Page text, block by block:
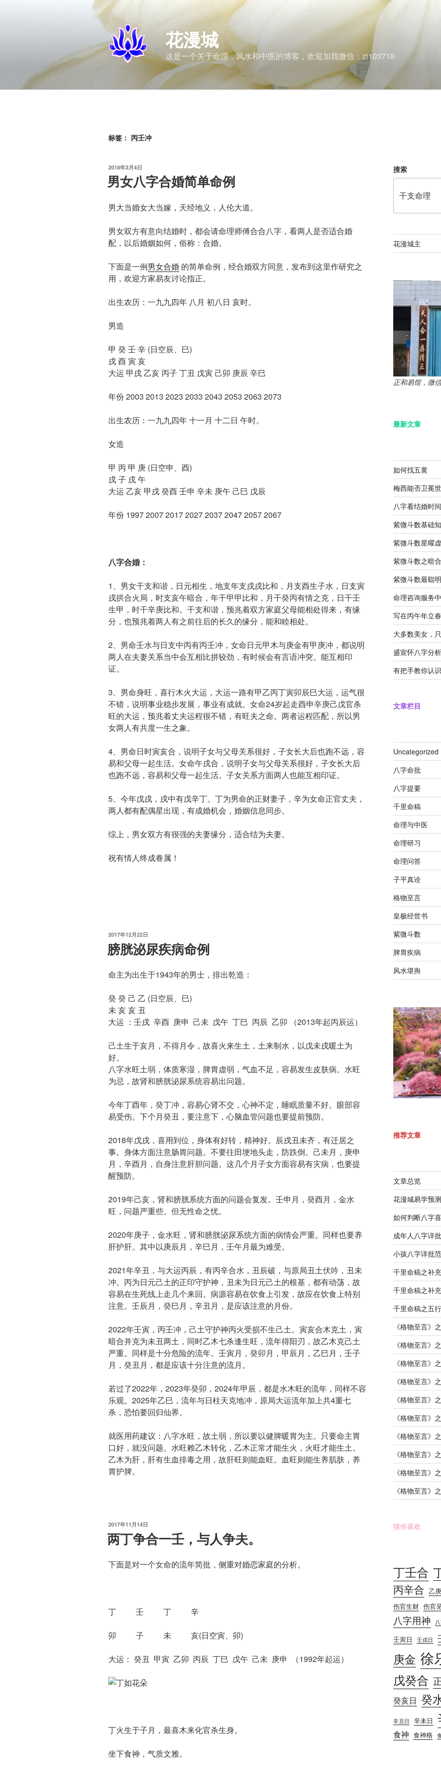
花漫城
这是一个关于命理，风水和中医的博客，欢迎加我微信：zi103718
标签： 丙壬冲
发
布
于
2018年3月4日
男女八字合婚简单命例
男大当婚女大当嫁，天经地义，人伦大道。
男女双方有意向结婚时，都会请命理师傅合合八字，看两人是否适合婚
配，以后婚姻如何，俗称：合婚。
下面是一例男女合婚 的简单命例，经合婚双方同意，发布到这里作研究之
用，欢迎方家易友讨论指正。
出生农历：一九九四年 八月 初八日 亥时。
男造
甲 癸 壬 辛 (日空辰、巳)
戌 酉 寅 亥
大运 甲戌 乙亥 丙子 丁丑 戊寅 己卯 庚辰 辛巳
年份 2003 2013 2023 2033 2043 2053 2063 2073
出生农历：一九九四年 十一月 十二日 午时。
女造
甲 丙 甲 庚 (日空申、酉)
戌 子 戌 午
大运 乙亥 甲戌 癸酉 壬申 辛未 庚午 己巳 戊辰
年份 1997 2007 2017 2027 2037 2047 2057 2067
八字合婚：
1、男女干支和谐，日元相生，地支年支戌戌比和，月支酉生子水，日支寅
戌拱合火局，时支亥午暗合，年干甲甲比和，月干癸丙有情之克，日干壬
生甲，时干辛庚比和。干支和谐，预兆着双方家庭父母能相处得来，有缘
分，也预兆着两人有之前往后的长久的缘分，能和睦相处。
2、男命壬水与日支中丙有丙壬冲，女命日元甲木与庚金有甲庚冲，都说明
两人在夫妻关系当中会互相比拼较劲，有时候会有言语冲突。能互相印
证。
3、男命身旺，喜行木火大运，大运一路有甲乙丙丁寅卯辰巳大运，运气很
不错，说明事业稳步发展，事业有成就。女命24岁起走酉申辛庚己戊官杀
旺的大运，预兆着丈夫运程很不错，有旺夫之命。两者运程匹配，所以男
女两人有共度一生之象。
4、男命日时寅亥合，说明子女与父母关系很好，子女长大后也跑不远，容
易和父母一起生活。女命午戌合，说明子女与父母关系很好，子女长大后
也跑不远，容易和父母一起生活。子女关系方面两人也能互相印证。
5、今年戊戌，戌中有戊辛丁。丁为男命的正财妻子，辛为女命正官丈夫，
两人都有配偶星出现，有成婚机会，婚姻信息同步。
综上，男女双方有很强的夫妻缘分，适合结为夫妻。
祝有情人终成眷属！
发
于
2017年12月22日
膀胱泌尿疾病命例
命主为出生于1943年的男士，排出乾造：
癸 癸 己 乙 (日空辰、巳)
未 亥 亥 丑
大运 ：壬戌 辛酉 庚申 己未 戊午 丁巳 丙辰 乙卯 （2013年起丙辰运）
己土生于亥月，不得月令，故喜火来生土，土来制水，以戊未戌暖土为
好。
八字水旺土弱，体质寒湿，脾胃虚弱，气血不足，容易发生皮肤病。水旺
为忌，故肾和膀胱泌尿系统容易出问题。
今年丁酉年，癸丁冲，容易心肾不交，心神不定，睡眠质量不好。眼部容
易受伤。下个月癸丑，要注意下，心脑血管问题也要提前预防。
2018年戊戌，喜用到位，身体有好转，精神好。辰戌丑未齐，有迁居之
事。身体方面注意肠胃问题。不要往田埂地头走，防跌倒。己未月，庚申
月，辛酉月，自身注意肝胆问题。这几个月子女方面容易有灾病，也要提
醒预防。
2019年己亥，肾和膀胱系统方面的问题会复发。壬申月，癸酉月，金水
旺，问题严重些。但无性命之忧。
2020年庚子，金水旺，肾和膀胱泌尿系统方面的病情会严重。同样也要养
肝护肝。其中以庚辰月，辛巳月，壬午月最为难受。
2021年辛丑，与大运丙辰，有丙辛合水，丑辰破，与原局丑土伏吟，丑未
冲。丙为日元己土的正印守护神，丑未为日元己土的根基，都有动荡，故
容易在生死线上走几个来回。病源容易在饮食上引发，故应在饮食上特别
注意。壬辰月，癸巳月，辛丑月，是应该注意的月份。
2022年壬寅，丙壬冲，己土守护神丙火受损不生己土。寅亥合木克土，寅
暗合并克为未丑两土，同时乙木七杀逢生旺，流年得阳刃，故乙木克己土
严重。同样是十分危险的流年。壬寅月，癸卯月，甲辰月，乙巳月，壬子
月，癸丑月，都是应该十分注意的流月。
若过了2022年，2023年癸卯，2024年甲辰，都是水木旺的流年，同样不容
乐观。2025年乙巳，流年与日柱天克地冲，原局大运流年加上共4重七
杀，恐怕要回归仙界。
就医用药建议：八字水旺，故土弱，所以要以健脾暖胃为主。只要命主胃
口好，就没问题。水旺赖乙木转化，乙木正常才能生火，火旺才能生土。
乙木为肝，肝有生血排毒之用，故肝旺则能血旺。血旺则能生养肌肤，养
胃护脾。
发
布
于
2017年11月14日
两丁争合一壬，与人争夫。
下面是对一个女命的流年简批，侧重对婚恋家庭的分析。
丁 壬 丁 辛
卯 子 未 亥(日空寅、卯)
大运： 癸丑 甲寅 乙卯 丙辰 丁巳 戊午 己未 庚申 （1992年起运）
丁火生于子月，最喜木来化官杀生身。
坐下食神，气质文雅。
搜索
花漫城主
正和易馆，微
最新文章
如何找五黄
梅西能否卫冕
八字看结婚时间
紫微斗数基础
紫微斗数星曜
紫微斗数之暗
紫微斗数最聪
命理咨询服务
写在丙午年立春
大多数美女，
盛宣怀八字分析
有把手教你认
文章栏目
Uncategorized
八字命批
八字提要
千里命稿
命理与中医
命理研习
命理问答
子平真诠
格物至言
皇极经世书
紫微斗数
脾胃疾病
风水堪舆
推荐文章
文章总览
花漫城易学预
如何判断八字
成年人八字详
小孩八字详批
千里命稿之补
千里命稿之补
千里命稿之五
《格物至言》
《格物至言》
《格物至言》
《格物至言》
《格物至言》
《格物至言》
《格物至言》
《格物至言》
《格物至言》
《格物至言》
猜你喜欢
丁壬合
丙辛合 乙
伤官生财 伤官
八字用神
壬寅日 壬戌日
庚金 徐
戊癸合
癸亥日 癸
辛丑日 辛未日
食神 食神格